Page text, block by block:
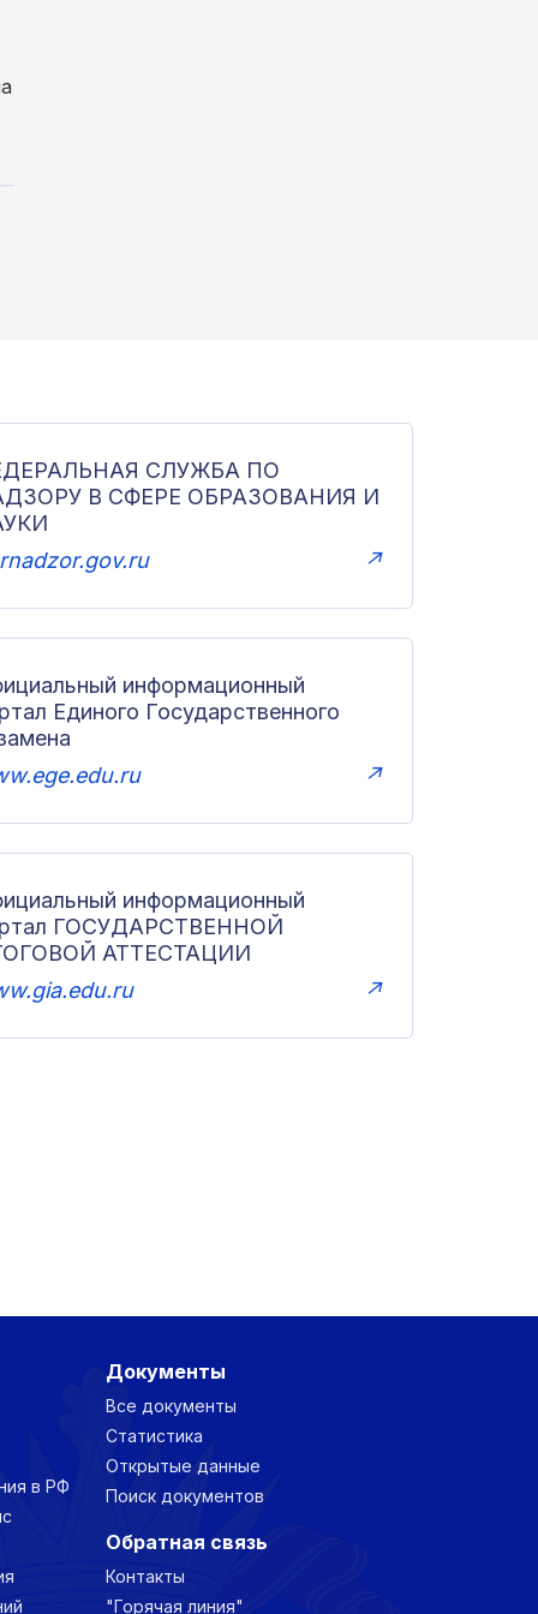
СЛУЖБА ПО
В СФЕРЕ ОБРАЗОВАНИЯ И
↗
информационный
Единого Государственного
↗
информационный
ГОСУДАРСТВЕННОЙ
АТТЕСТАЦИИ
↗
в РФ
Документы
Все документы
Статистика
Открытые данные
Поиск документов
Обратная связь
Контакты
"Горячая линия"